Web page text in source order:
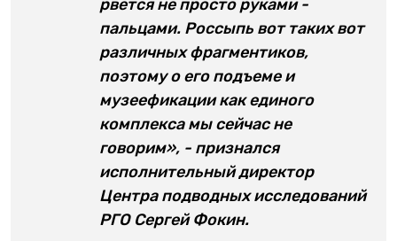
рвется не просто руками -
пальцами. Россыпь вот таких вот
различных фрагментиков,
поэтому о его подъеме и
музеефикации как единого
комплекса мы сейчас не
говорим», - признался
исполнительный директор
Центра подводных исследований
РГО Сергей Фокин.